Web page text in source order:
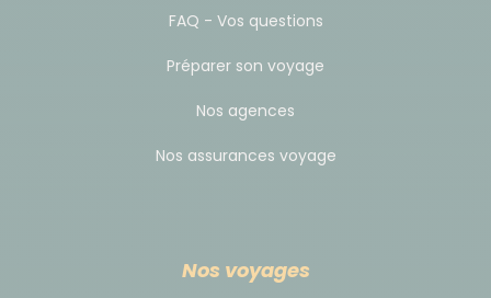
J7: Voiture ou Minibus Agerola --> aéroport/gare
Pour ce dernier transfert, il sera programmé en
fonction de votre horaire de vol.
souhaitez passer la journée à Naples, nous pouvons
le centre de Naples à l'aéroport (à votre charge).
FAQ - Vos questions
Préparer son voyage
Nos agences
Nos assurances voyage
Nos voyages